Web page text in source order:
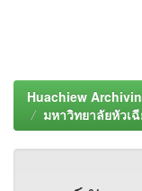
Huachiew
มหาวิทยาลัยหัวเ